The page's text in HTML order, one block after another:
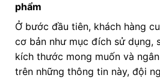
phẩm
Ở bước đầu tiên, khách hàng
cơ bản như mục đích sử dụng,
kích thước mong muốn và
trên những thông tin này, đội